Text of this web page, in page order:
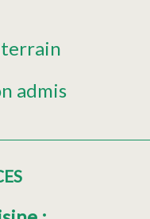
admis